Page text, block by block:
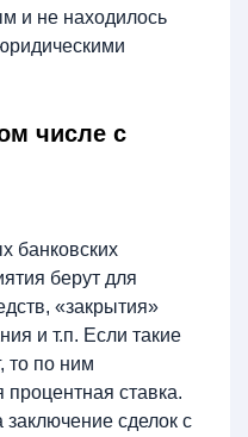
и не находилось
числе с
банковских
берут для
«закрытия»
и т.п. Если такие
то по ним
процентная ставка.
заключение сделок с